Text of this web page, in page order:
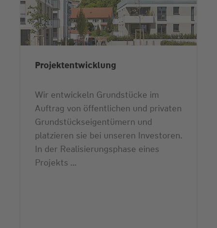
Projektentwicklung
Wir entwickeln Grundstücke im
Auftrag von öffentlichen und privaten
Grundstücks­eigentümern und
platzieren sie bei unseren Investoren.
In der Realisierungsphase eines
Projekts …